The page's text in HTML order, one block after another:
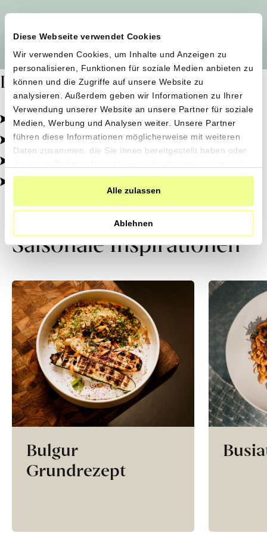
Diese Webseite verwendet Cookies
Wir verwenden Cookies, um Inhalte und Anzeigen zu
personalisieren, Funktionen für soziale Medien anbieten zu
können und die Zugriffe auf unsere Website zu
analysieren. Außerdem geben wir Informationen zu Ihrer
Verwendung unserer Website an unsere Partner für soziale
Medien, Werbung und Analysen weiter. Unsere Partner
führen diese Informationen möglicherweise mit weiteren
Daten zusammen, die Sie ihnen bereitgestellt haben oder
haben.
Alle zulassen
Ablehnen
Dafür stehen wir
Pestizidfrei angebaut, schonend verarbeitet.
Natürliche Zutaten, echter Geschmack.
Von kleinen Höfen, direkt zu dir.
100% transparent, 0% Zusatzstoffe.
Saisonale Inspirationen
Bulgur
Grundrezept